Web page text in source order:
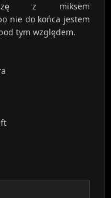
z miksem
nie do końca jestem
tym względem.